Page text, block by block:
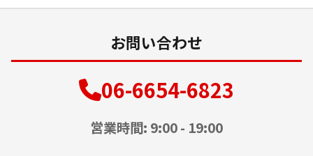
お問い合わせ
06-6654-6823
営業時間: 9:00 - 19:00